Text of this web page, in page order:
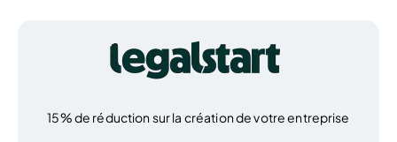
15% de réduction sur la création de votre entreprise